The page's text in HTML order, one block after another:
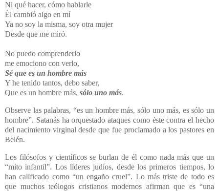
Ni qué hacer, cómo hablarle
Él cambió algo en mí
Ya no soy la misma, soy otra mujer
Desde que me miró.
No puedo comprenderlo
me emociono con verlo,
Sé que es un hombre más
Y he tenido tantos, debo saber,
Que es un hombre más, sólo uno más.
Observe las palabras, “es un hombre más, sólo uno más, es sólo un
hombre”. Satanás ha orquestado ataques como éste contra el hecho
del nacimiento virginal desde que fue proclamado a los pastores en
Belén.
Los filósofos y científicos se burlan de él como nada más que un
“mito infantil”. Los líderes judíos, desde los primeros tiempos, lo
han calificado como “un engaño cruel”. Lo más triste de todo es
que muchos teólogos cristianos modernos afirman que es “una